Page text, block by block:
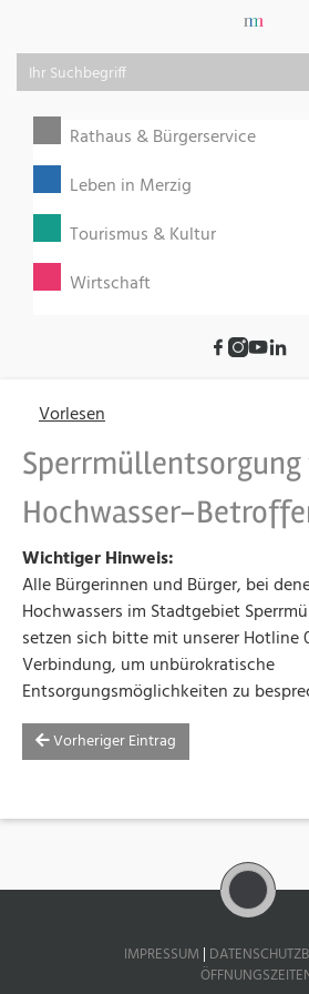
Rathaus & Bürgerservice
Leben in Merzig
Tourismus & Kultur
Wirtschaft
Vorlesen
Hochwasser-
Wichtiger Hinweis:
Alle Bürgerinnen und Bürger, bei
Hochwassers im Stadtgebiet
setzen sich bitte mit unserer Hotline
Verbindung, um unbürokratische
Entsorgungsmöglichkeiten zu
Vorheriger Eintrag
IMPRESSUM |